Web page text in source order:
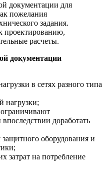
документации для
пожелания
задания.
проектированию,
расчеты.
документации
в сетях разного типа
нагрузки;
доработать
оборудования и
затрат на потребление